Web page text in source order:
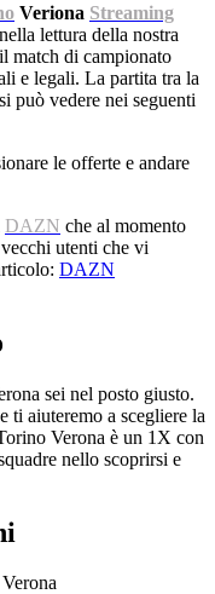
Veriona Streaming
lettura della nostra
match di campionato
e legali. La partita tra la
può vedere nei seguenti
le offerte e andare
DAZN che al momento
utenti che vi
DAZN
sei nel posto giusto.
ti aiuteremo a scegliere la
Verona è un 1X con
nello scoprirsi e